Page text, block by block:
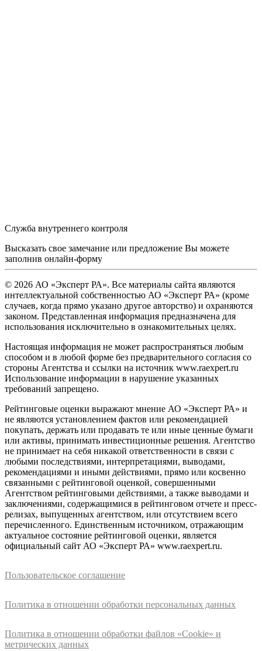
Служба внутреннего контроля
Высказать свое замечание или предложение Вы можете
заполнив онлайн-форму
© 2026 АО «Эксперт РА». Все материалы сайта являются
интеллектуальной собственностью АО «Эксперт РА» (кроме
случаев, когда прямо указано другое авторство) и охраняются
законом. Представленная информация предназначена для
использования исключительно в ознакомительных целях.
Настоящая информация не может распространяться любым
способом и в любой форме без предварительного согласия со
стороны Агентства и ссылки на источник www.raexpert.ru
Использование информации в нарушение указанных
требований запрещено.
Рейтинговые оценки выражают мнение АО «Эксперт РА» и
не являются установлением фактов или рекомендацией
покупать, держать или продавать те или иные ценные бумаги
или активы, принимать инвестиционные решения. Агентство
не принимает на себя никакой ответственности в связи с
любыми последствиями, интерпретациями, выводами,
рекомендациями и иными действиями, прямо или косвенно
связанными с рейтинговой оценкой, совершенными
Агентством рейтинговыми действиями, а также выводами и
заключениями, содержащимися в рейтинговом отчете и пресс-
релизах, выпущенных агентством, или отсутствием всего
перечисленного. Единственным источником, отражающим
актуальное состояние рейтинговой оценки, является
официальный сайт АО «Эксперт РА» www.raexpert.ru.
Пользовательское соглашение
Политика в отношении обработки персональных данных
Политика в отношении обработки файлов «Cookie» и
метрических данных